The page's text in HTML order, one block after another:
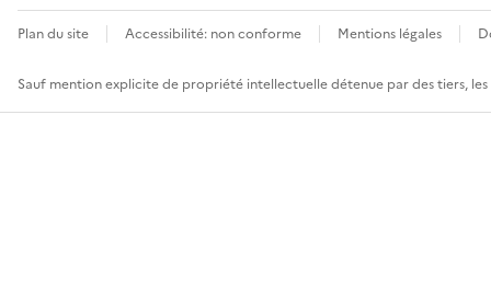
Plan du site Accessibilité: non conforme Mentions légales
Sauf mention explicite de propriété intellectuelle détenue par des tiers,